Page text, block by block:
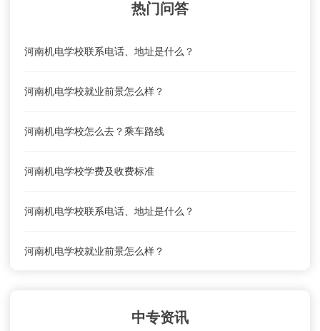
热门问答
河南机电学校联系电话、地址是什么？
河南机电学校就业前景怎么样？
河南机电学校怎么去？乘车路线
河南机电学校学费及收费标准
河南机电学校联系电话、地址是什么？
河南机电学校就业前景怎么样？
中专资讯